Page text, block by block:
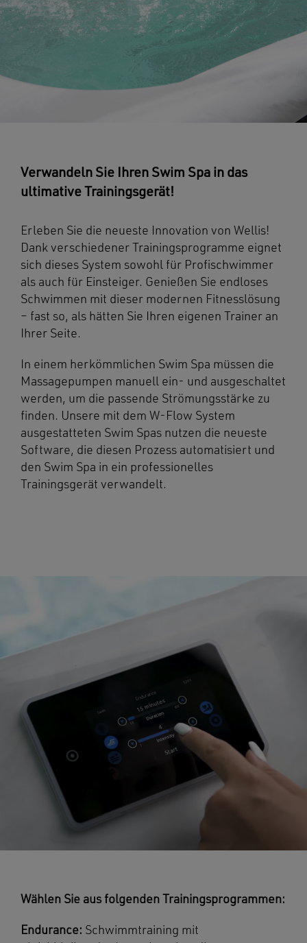
Verwandeln Sie Ihren Swim Spa in das
ultimative Trainingsgerät!
Erleben Sie die neueste Innovation von Wellis!
Dank verschiedener Trainingsprogramme eignet
sich dieses System sowohl für Profischwimmer
als auch für Einsteiger. Genießen Sie endloses
Schwimmen mit dieser modernen Fitnesslösung
– fast so, als hätten Sie Ihren eigenen Trainer an
Ihrer Seite.
In einem herkömmlichen Swim Spa müssen die
Massagepumpen manuell ein- und ausgeschaltet
werden, um die passende Strömungsstärke zu
finden. Unsere mit dem W-Flow System
ausgestatteten Swim Spas nutzen die neueste
Software, die diesen Prozess automatisiert und
den Swim Spa in ein professionelles
Trainingsgerät verwandelt.
Wählen Sie aus folgenden Trainingsprogrammen:
Endurance: Schwimmtraining mit